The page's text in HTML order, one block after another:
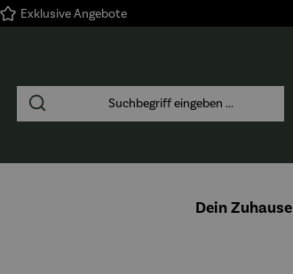
Zur Hauptnavigation springen
Exklusive Angebote
Dein Zuhause